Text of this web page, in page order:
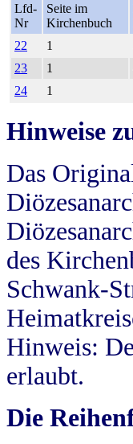
Lfd-
Nr
Seite im
Kirchenbuch
22
1
23
1
24
1
Hinweise
Das
des
Schwank-
Hinweis:
erlaubt.
Die